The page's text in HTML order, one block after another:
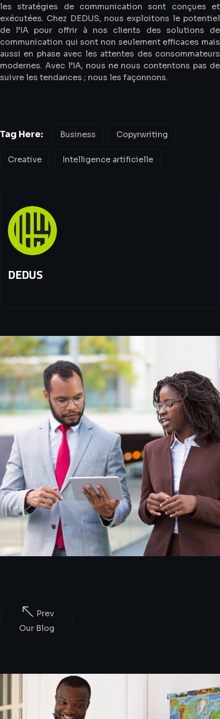
les stratégies de communication sont conçues et
exécutées. Chez DEDUS, nous exploitons le potentiel
de l’IA pour offrir à nos clients des solutions de
communication qui sont non seulement efficaces mais
aussi en phase avec les attentes des consommateurs
modernes. Avec l’IA, nous ne nous contentons pas de
suivre les tendances ; nous les façonnons.
Tag Here: Business Copyrwriting
Creative Intelligence artificielle
DEDUS
Prev
Our Blog